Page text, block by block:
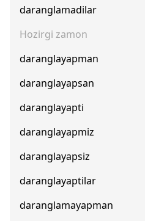
daranglamadilar
Hozirgi zamon
daranglayapman
daranglayapsan
daranglayapti
daranglayapmiz
daranglayapsiz
daranglayaptilar
daranglamayapman